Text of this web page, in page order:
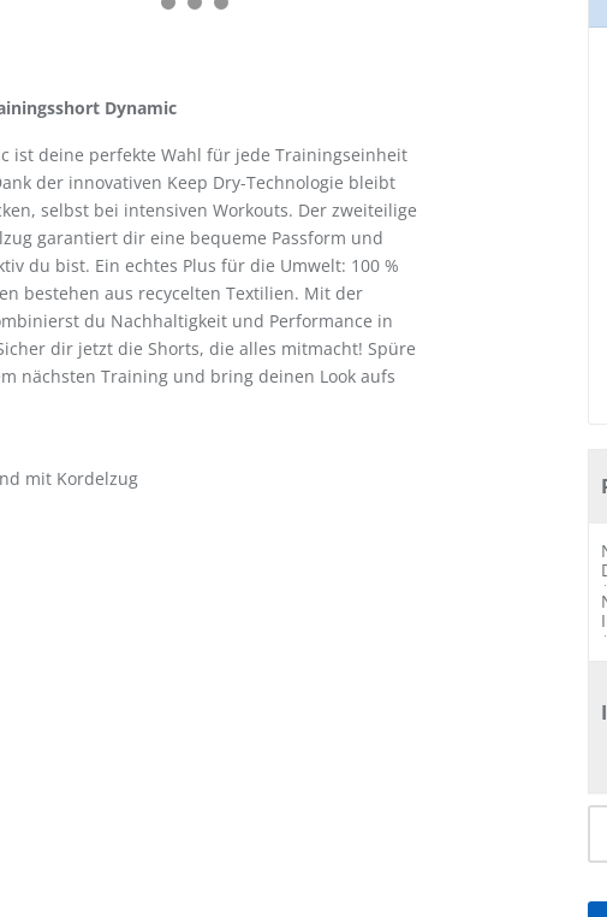
Dynamic
ist deine perfekte Wahl für jede Trainingseinheit
der innovativen Keep Dry-Technologie bleibt
selbst bei intensiven Workouts. Der zweiteilige
garantiert dir eine bequeme Passform und
du bist. Ein echtes Plus für die Umwelt: 100 %
bestehen aus recycelten Textilien. Mit der
du Nachhaltigkeit und Performance in
dir jetzt die Shorts, die alles mitmacht! Spüre
nächsten Training und bring deinen Look aufs
mit Kordelzug